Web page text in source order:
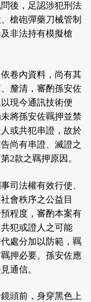
後，足認涉犯刑法
槍砲彈藥刀械管制
非法持有模擬槍
卷內資料，尚有其
釐清，審酌孫安佐
現今通訊技術便
將孫安佐羈押並禁
或共犯串證，故於
尚有串證、滅證之
2款之羈押原因。
司法權有效行使、
會秩序之公益目
程度，審酌本案有
犯或證人之可能
處分加以防範，羈
押必要。孫安佐應
通信。
頭前，身穿黑色上